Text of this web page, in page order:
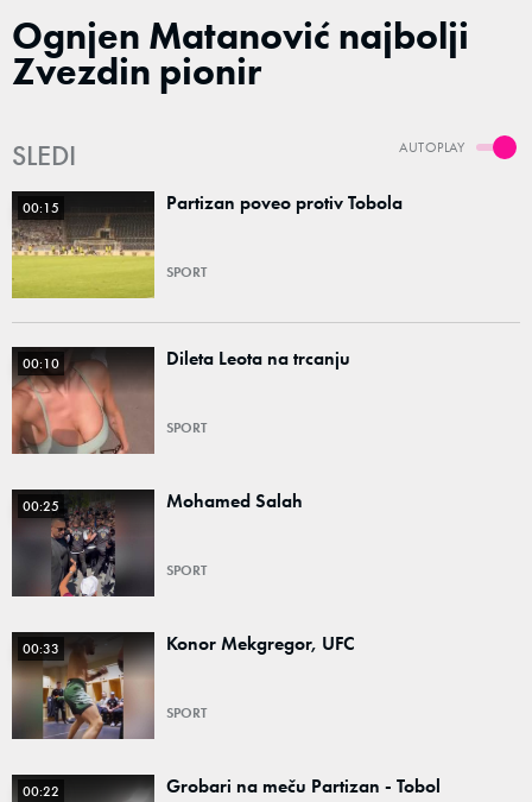
Ognjen Matanović najbolji
Zvezdin pionir
AUTOPLAY
SLEDI
00:15 Partizan poveo protiv Tobola
SPORT
00:10 Dileta Leota na trcanju
SPORT
00:25 Mohamed Salah
SPORT
00:33 Konor Mekgregor, UFC
SPORT
00:22 Grobari na meču Partizan - Tobol